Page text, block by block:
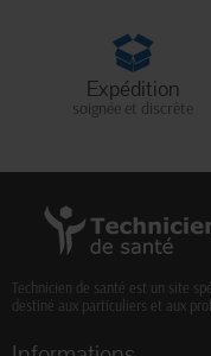
Expédition
soignée et discrète
Technicien de santé est un site
destiné aux particuliers et aux